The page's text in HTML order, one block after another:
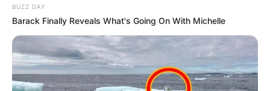
BUZZ DAY
Barack Finally Reveals What's Going On With Michelle